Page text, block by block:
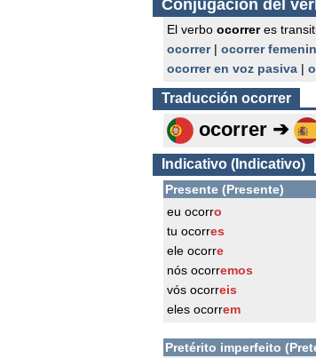
Conjugación del
El verbo ocorreres
ocorrer| ocorrer
ocorrer en voz pasiva |
Traducción ocorrer
ocorrer ➔
Indicativo (Indicativo)
Presente (Presente)
eu ocorro
tu ocorres
ele ocorre
nós ocorremos
vós ocorreis
eles ocorrem
Pretérito imperfeito